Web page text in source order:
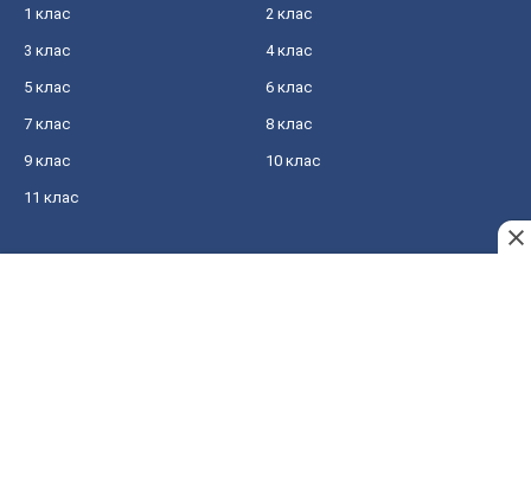
1 клас 2 клас
3 клас 4 клас
5 клас 6 клас
7 клас 8 клас
9 клас 10 клас
11 клас